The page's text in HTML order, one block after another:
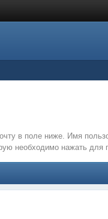
в поле ниже. Имя
необходимо нажать для